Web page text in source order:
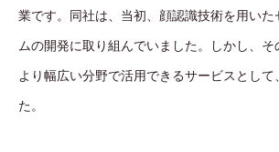
業です。同社は、当初、顔認識技術を用いた
ムの開発に取り組んでいました。しかし、そ
より幅広い分野で活用できるサービスとして
た。